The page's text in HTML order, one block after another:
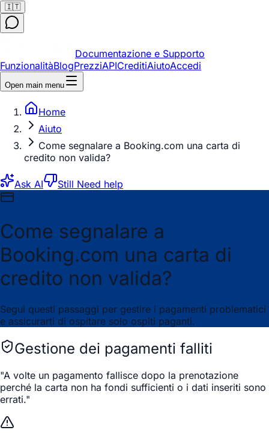
🇮🇹
Documentazione e Supporto
FunzionalitàBlogPrezziAPICreditiAiutoAccedi
Open main menu
Home
Aiuto
Come segnalare a Booking.com una carta di
credito non valida?
Ask AI Still Need help
Come segnalare a
Booking.com una carta di
credito non valida?
Segui questi passaggi per gestire i pagamenti problematici
e assicurarti di ospitare solo ospiti paganti.
Gestione dei pagamenti falliti
"A volte un pagamento fallisce dopo la prenotazione
perché la carta non ha fondi sufficienti o i dati inseriti sono
errati."